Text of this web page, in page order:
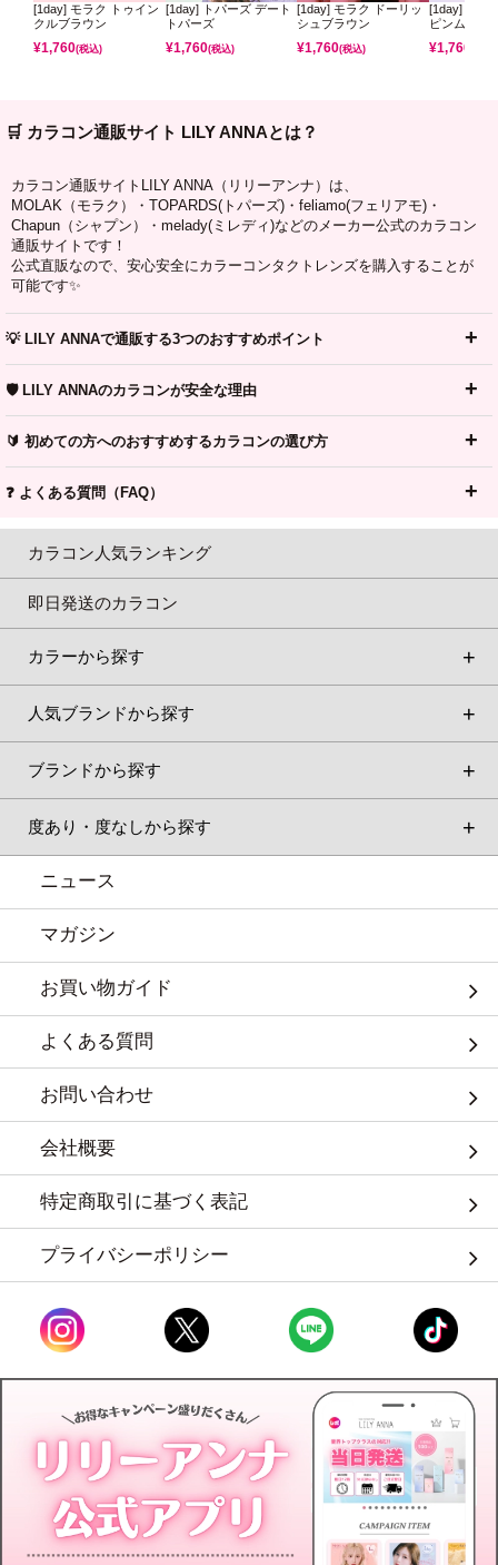
[1day] モラク トゥイン
クルブラウン
¥1,760(税込)
[1day] トパーズ デート
トパーズ
¥1,760(税込)
[1day] モラク ドーリッ
シュブラウン
¥1,760(税込)
[1day] ミレ
ピンムーン
¥1,760
🛒 カラコン通販サイト LILY ANNAとは？
カラコン通販サイトLILY ANNA（リリーアンナ）は、
MOLAK（モラク）・TOPARDS(トパーズ)・feliamo(フェリアモ)・
Chapun（シャプン）・melady(ミレディ)などのメーカー公式のカラコン
通販サイトです！
公式直販なので、安心安全にカラーコンタクトレンズを購入することが
可能です✨
💡 LILY ANNAで通販する3つのおすすめポイント
🛡️ LILY ANNAのカラコンが安全な理由
🔰 初めての方へのおすすめするカラコンの選び方
❓ よくある質問（FAQ）
カラコン人気ランキング
即日発送のカラコン
カラーから探す
人気ブランドから探す
ブランドから探す
度あり・度なしから探す
ニュース
マガジン
お買い物ガイド
よくある質問
お問い合わせ
会社概要
特定商取引に基づく表記
プライバシーポリシー